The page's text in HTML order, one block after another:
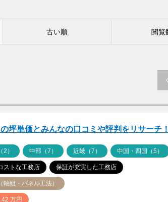
古い順 閲覧

坪単価とみんなの口コミや評判をリサーチ！
2） 中部（7） 近畿（7） 中国・四国（5）
ストな工務店 保証が充実した工務店
軸組・パネル工法）
42 万円